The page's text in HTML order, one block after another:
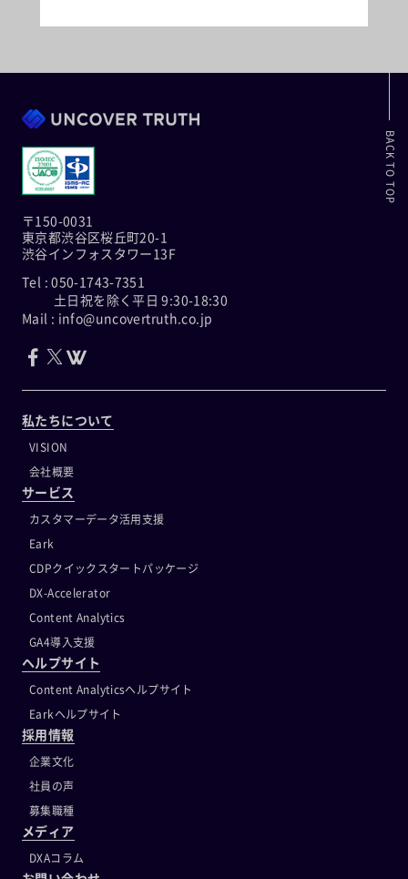
〒150-0031
東京都渋谷区桜丘町20-1
渋谷インフォスタワー13F
Tel : 050-1743-7351
土日祝を除く平日 9:30-18:30
Mail : info@uncovertruth.co.jp
私たちについて
VISION
会社概要
サービス
カスタマーデータ活用支援
Eark
CDPクイックスタートパッケージ
DX-Accelerator
Content Analytics
GA4導入支援
ヘルプサイト
Content Analyticsヘルプサイト
Earkヘルプサイト
採用情報
企業文化
社員の声
募集職種
メディア
DXAコラム
BACK TO TOP